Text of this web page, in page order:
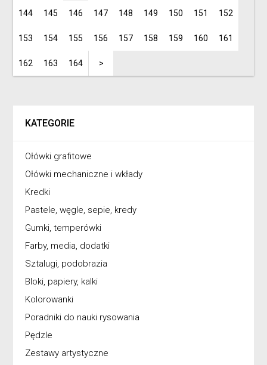
144 145 146 147 148 149 150 151 152
153 154 155 156 157 158 159 160 161
162 163 164 >
KATEGORIE
Ołówki grafitowe
Ołówki mechaniczne i wkłady
Kredki
Pastele, węgle, sepie, kredy
Gumki, temperówki
Farby, media, dodatki
Sztalugi, podobrazia
Bloki, papiery, kalki
Kolorowanki
Poradniki do nauki rysowania
Pędzle
Zestawy artystyczne